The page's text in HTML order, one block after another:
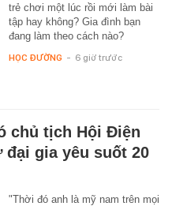
trẻ chơi một lúc rồi mới làm bài
tập hay không? Gia đình bạn
đang làm theo cách nào?
HỌC ĐƯỜNG - 6 giờ trước
chủ tịch Hội Điện
đại gia yêu suốt 20
"Thời đó anh là mỹ nam trên mọi